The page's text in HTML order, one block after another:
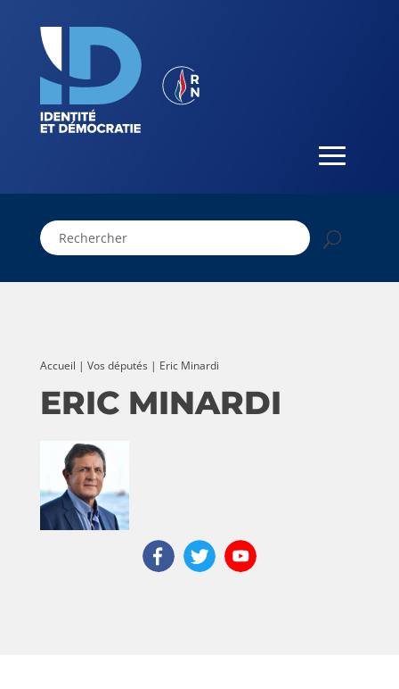
Accueil | Vos députés | Eric Minardi
ERIC MINARDI